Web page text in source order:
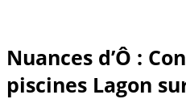
Nuances d’Ô :
piscines Lagon